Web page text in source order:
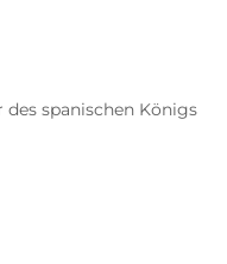
des spanischen Königs